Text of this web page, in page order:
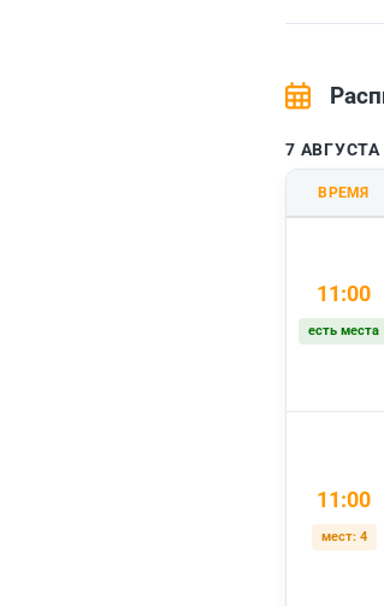
7
ВРЕМЯ
11:00
есть места
11:00
мест: 4